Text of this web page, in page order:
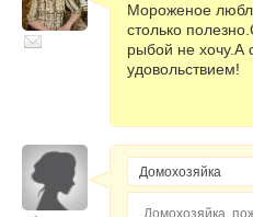
Мороженое
столько
рыбой не хочу.А
удовольствием!